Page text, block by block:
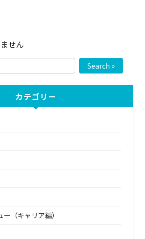
せん
Search »
カテゴリー
（キャリア編）